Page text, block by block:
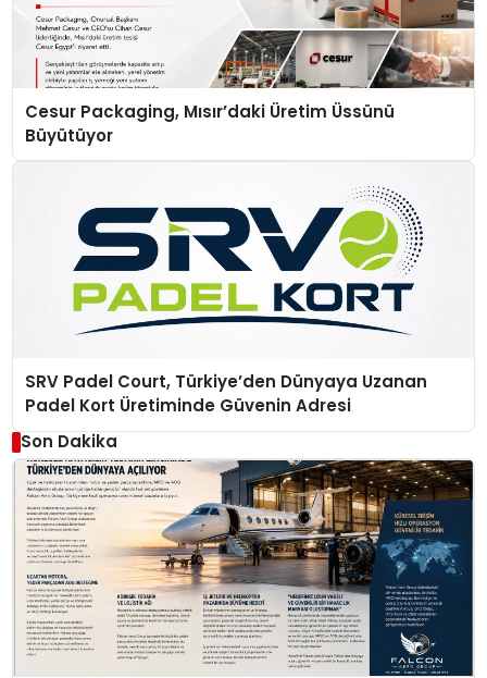
Cesur Packaging, Mısır’daki Üretim Üssünü
Büyütüyor
SRV Padel Court, Türkiye’den Dünyaya Uzanan
Padel Kort Üretiminde Güvenin Adresi
Son Dakika